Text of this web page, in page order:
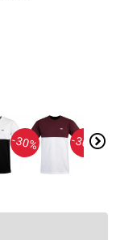
-30% -30%